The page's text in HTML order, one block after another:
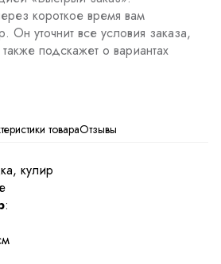
короткое время вам
Он уточнит все условия заказа,
подскажет о вариантах
товараОтзывы
кулир
: